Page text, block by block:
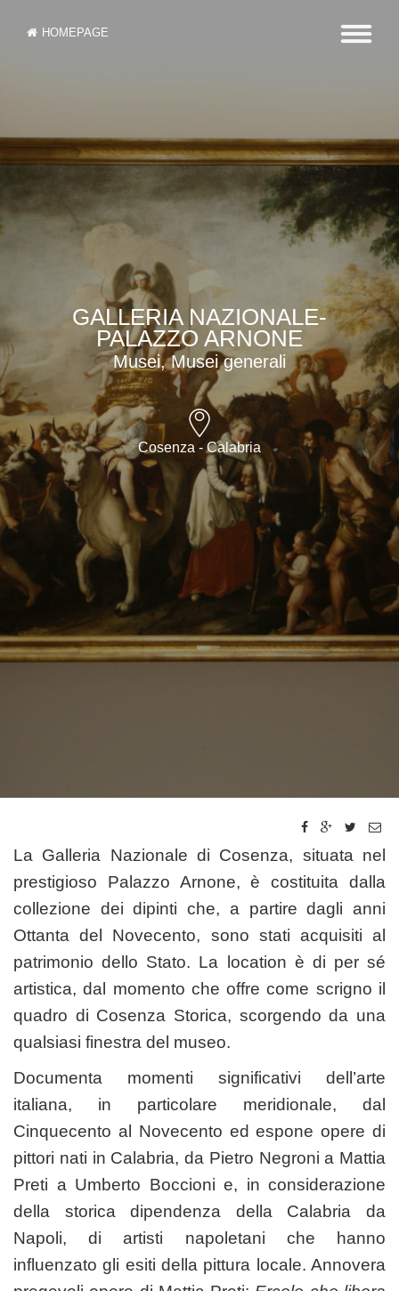
HOMEPAGE
GALLERIA NAZIONALE-
PALAZZO ARNONE
Musei, Musei generali
Cosenza - Calabria
La Galleria Nazionale di Cosenza, situata nel
prestigioso Palazzo Arnone, è costituita dalla
collezione dei dipinti che, a partire dagli anni
Ottanta del Novecento, sono stati acquisiti al
patrimonio dello Stato. La location è di per sé
artistica, dal momento che offre come scrigno il
quadro di Cosenza Storica, scorgendo da una
qualsiasi finestra del museo.
Documenta momenti significativi dell’arte
italiana, in particolare meridionale, dal
Cinquecento al Novecento ed espone opere di
pittori nati in Calabria, da Pietro Negroni a Mattia
Preti a Umberto Boccioni e, in considerazione
della storica dipendenza della Calabria da
Napoli, di artisti napoletani che hanno
influenzato gli esiti della pittura locale. Annovera